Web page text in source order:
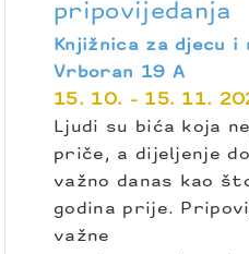
pripovijedanja
Knjižnica za djecu i
Vrboran 19 A
15. 10. - 15. 11.
Ljudi su bića koja
priče, a dijeljenje
važno danas kao
godina prije.
važne